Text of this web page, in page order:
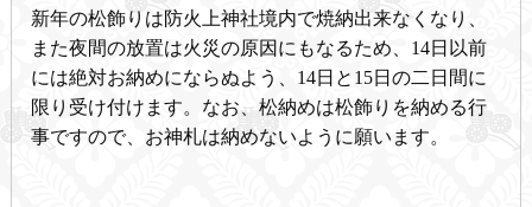
新年の松飾りは防火上神社境内で焼納出来なくなり、
また夜間の放置は火災の原因にもなるため、14日以前
には絶対お納めにならぬよう、14日と15日の二日間に
限り受け付けます。なお、松納めは松飾りを納める行
事ですので、お神札は納めないように願います。